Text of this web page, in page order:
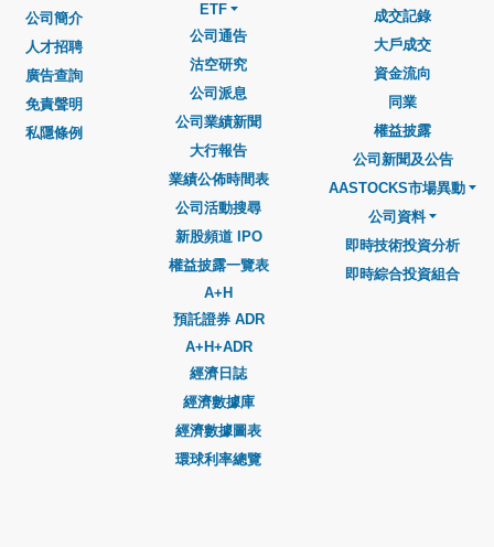
公司簡介
人才招聘
廣告查詢
免責聲明
私隱條例
ETF
公司通告
沽空研究
公司派息
公司業績新聞
大行報告
業績公佈時間表
公司活動搜尋
新股頻道 IPO
權益披露一覽表
A+H
預託證券 ADR
A+H+ADR
經濟日誌
經濟數據庫
經濟數據圖表
環球利率總覽
成交記錄
大戶成交
資金流向
同業
權益披露
公司新聞及公告
AASTOCKS市場異動
公司資料
即時技術投資分析
即時綜合投資組合